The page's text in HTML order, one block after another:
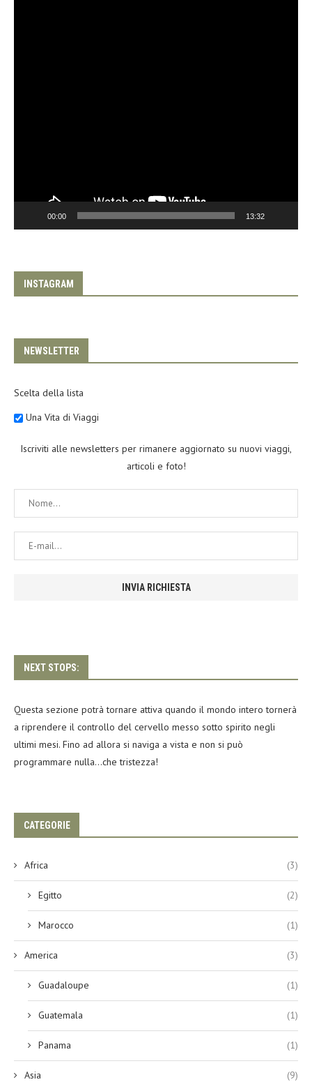
00:00 13:32
INSTAGRAM
NEWSLETTER
Scelta della lista
Una Vita di Viaggi
Iscriviti alle newsletters per rimanere aggiornato su nuovi viaggi,
articoli e foto!
NEXT STOPS:
Questa sezione potrà tornare attiva quando il mondo intero tornerà
a riprendere il controllo del cervello messo sotto spirito negli
ultimi mesi. Fino ad allora si naviga a vista e non si può
programmare nulla…che tristezza!
CATEGORIE
Africa (3)
Egitto (2)
Marocco (1)
America (3)
Guadaloupe (1)
Guatemala (1)
Panama (1)
Asia (9)